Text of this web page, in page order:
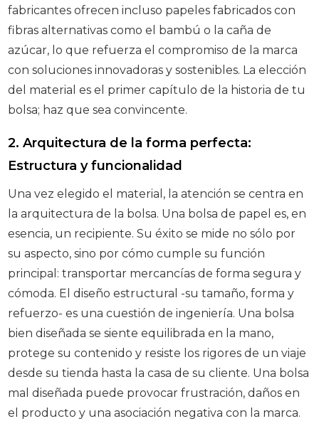
fabricantes ofrecen incluso papeles fabricados con
fibras alternativas como el bambú o la caña de
azúcar, lo que refuerza el compromiso de la marca
con soluciones innovadoras y sostenibles. La elección
del material es el primer capítulo de la historia de tu
bolsa; haz que sea convincente.
2. Arquitectura de la forma perfecta:
Estructura y funcionalidad
Una vez elegido el material, la atención se centra en
la arquitectura de la bolsa. Una bolsa de papel es, en
esencia, un recipiente. Su éxito se mide no sólo por
su aspecto, sino por cómo cumple su función
principal: transportar mercancías de forma segura y
cómoda. El diseño estructural -su tamaño, forma y
refuerzo- es una cuestión de ingeniería. Una bolsa
bien diseñada se siente equilibrada en la mano,
protege su contenido y resiste los rigores de un viaje
desde su tienda hasta la casa de su cliente. Una bolsa
mal diseñada puede provocar frustración, daños en
el producto y una asociación negativa con la marca.